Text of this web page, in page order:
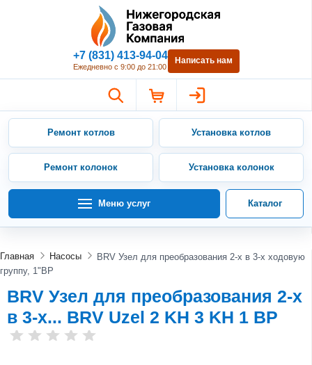
Нижегородская Газовая
+7 (831) 413-94-04
Ежедневно с 9:00 до 21:00
Написать нам
Ремонт котлов Установка котлов
Ремонт колонок Установка колонок
Меню услуг Каталог
Главная Насосы
BRV Узел для преобразования 2-х в 3-х ходовую
группу, 1"ВР
BRV Узел для преобразования 2-х
в 3-х... BRV Uzel 2 KH 3 KH 1 ВР